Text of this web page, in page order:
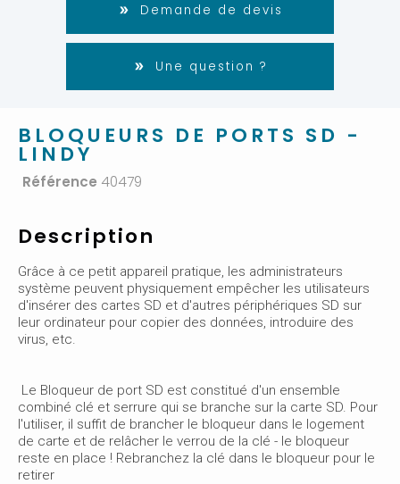
Demande de devis
Une question ?
BLOQUEURS DE PORTS SD -
LINDY
Référence 40479
Description
Grâce à ce petit appareil pratique, les administrateurs
système peuvent physiquement empêcher les utilisateurs
d'insérer des cartes SD et d'autres périphériques SD sur
leur ordinateur pour copier des données, introduire des
virus, etc.
Le Bloqueur de port SD est constitué d'un ensemble
combiné clé et serrure qui se branche sur la carte SD. Pour
l'utiliser, il suffit de brancher le bloqueur dans le logement
de carte et de relâcher le verrou de la clé - le bloqueur
reste en place ! Rebranchez la clé dans le bloqueur pour le
retirer